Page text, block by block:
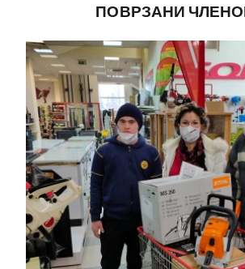
ПОВРЗАНИ